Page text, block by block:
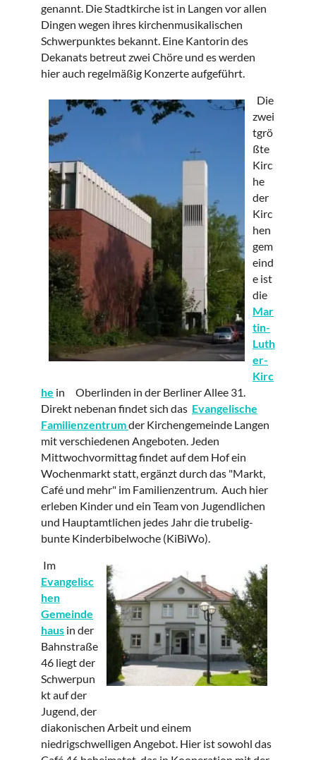
genannt. Die Stadtkirche ist in Langen vor allen
Dingen wegen ihres kirchenmusikalischen
Schwerpunktes bekannt. Eine Kantorin des
Dekanats betreut zwei Chöre und es werden
hier auch regelmäßig Konzerte aufgeführt.
Die
zwei
tgrö
ßte
Kirc
he
der
Kirc
hen
gem
eind
e ist
die
Mar
tin-
Luth
er-
Kirc
he in Oberlinden in der Berliner Allee 31.
Direkt nebenan findet sich das Evangelische
Familienzentrumder Kirchengemeinde Langen
mit verschiedenen Angeboten. Jeden
Mittwochvormittag findet auf dem Hof ein
Wochenmarkt statt, ergänzt durch das "Markt,
Café und mehr" im Familienzentrum. Auch hier
erleben Kinder und ein Team von Jugendlichen
und Hauptamtlichen jedes Jahr die trubelig-
bunte Kinderbibelwoche (KiBiWo).
Im
Evangelisc
hen
Gemeinde
haus in der
Bahnstraße
46 liegt der
Schwerpun
kt auf der
Jugend, der
diakonischen Arbeit und einem
niedrigschwelligen Angebot. Hier ist sowohl das